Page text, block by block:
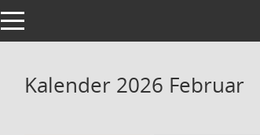
Toggle navigation
Kalender 2026 Februar